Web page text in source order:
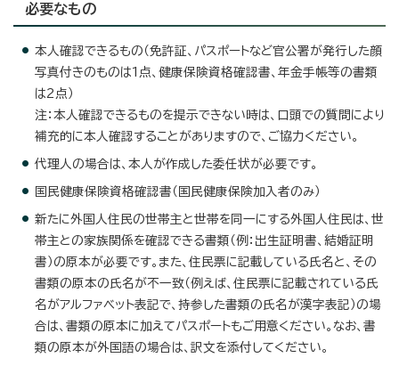
必要なもの
本人確認できるもの（免許証、パスポートなど官公署が発行した顔
写真付きのものは1点、健康保険資格確認書、年金手帳等の書類
は2点）
注：本人確認できるものを提示できない時は、口頭での質問により
補充的に本人確認することがありますので、ご協力ください。
代理人の場合は、本人が作成した委任状が必要です。
国民健康保険資格確認書（国民健康保険加入者のみ）
新たに外国人住民の世帯主と世帯を同一にする外国人住民は、世
帯主との家族関係を確認できる書類（例：出生証明書、結婚証明
書）の原本が必要です。また、住民票に記載している氏名と、その
書類の原本の氏名が不一致（例えば、住民票に記載されている氏
名がアルファベット表記で、持参した書類の氏名が漢字表記）の場
合は、書類の原本に加えてパスポートもご用意ください。なお、書
類の原本が外国語の場合は、訳文を添付してください。